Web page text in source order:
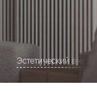
Эстетический